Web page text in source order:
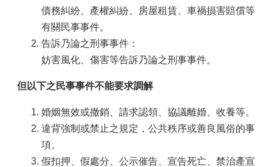
債務糾紛、產權糾紛、房屋租賃、車禍損害賠償等
有關民事事件。
告訴乃論之刑事事件：
妨害風化、傷害等告訴乃論之刑事事件。
但以下之民事事件不能要求調解
婚姻無效或撤銷、請求認領、協議離婚、收養等。
違背強制或禁止之規定，公共秩序或善良風俗的事
項。
假扣押、假處分、公示催告、宣告死亡、禁治產宣